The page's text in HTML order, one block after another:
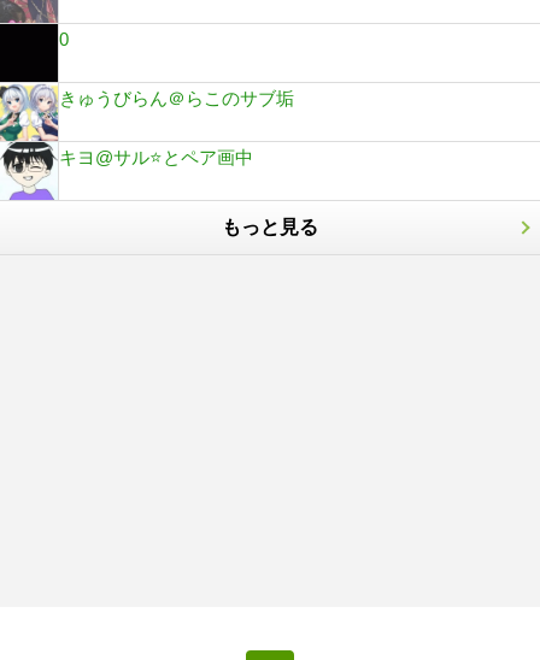
0
きゅうびらん＠らこのサブ垢
キヨ@サル⭐️とペア画中
もっと見る